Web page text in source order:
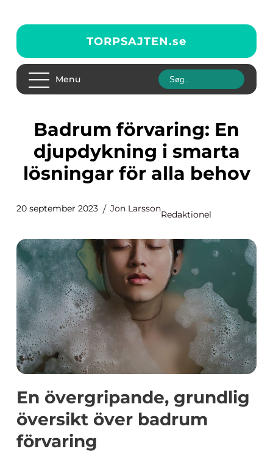
TORPSAJTEN.se
Menu
Badrum förvaring: En
djupdykning i smarta
lösningar för alla behov
20 september 2023 Jon Larsson
Redaktionel
En övergripande, grundlig
översikt över badrum
förvaring